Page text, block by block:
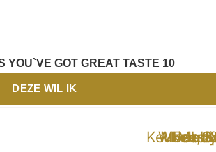
YOU`VE GOT GREAT TASTE 10
DEZE WIL IK
Wonen
Feest
Mode
Keuken,
Mooi